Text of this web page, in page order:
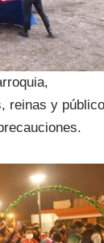
reinas y público